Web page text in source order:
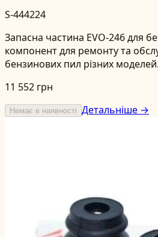
S-444224
Запасна частина EVO-246 для
компонент для ремонту та
бензинових пил різних моделей.
11 552 грн
Немає в наявності Детальніше →